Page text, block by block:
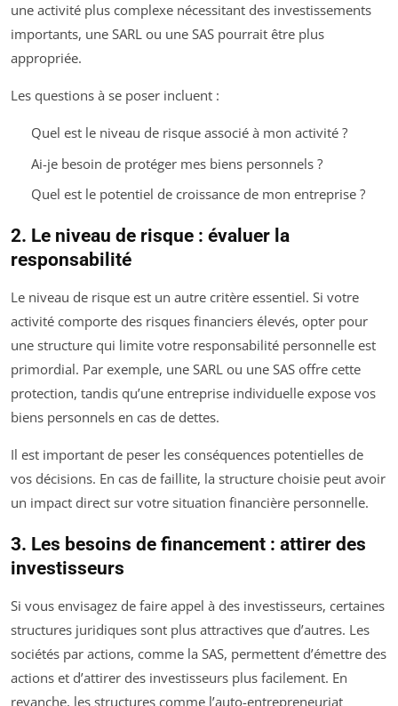
une activité plus complexe nécessitant des investissements
importants, une SARL ou une SAS pourrait être plus
appropriée.
Les questions à se poser incluent :
Quel est le niveau de risque associé à mon activité ?
Ai-je besoin de protéger mes biens personnels ?
Quel est le potentiel de croissance de mon entreprise ?
2. Le niveau de risque : évaluer la
responsabilité
Le niveau de risque est un autre critère essentiel. Si votre
activité comporte des risques financiers élevés, opter pour
une structure qui limite votre responsabilité personnelle est
primordial. Par exemple, une SARL ou une SAS offre cette
protection, tandis qu’une entreprise individuelle expose vos
biens personnels en cas de dettes.
Il est important de peser les conséquences potentielles de
vos décisions. En cas de faillite, la structure choisie peut avoir
un impact direct sur votre situation financière personnelle.
3. Les besoins de financement : attirer des
investisseurs
Si vous envisagez de faire appel à des investisseurs, certaines
structures juridiques sont plus attractives que d’autres. Les
sociétés par actions, comme la SAS, permettent d’émettre des
actions et d’attirer des investisseurs plus facilement. En
revanche, les structures comme l’auto-entrepreneuriat